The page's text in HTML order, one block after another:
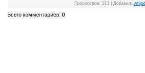
Просмотров: 313 | Добавил:
Всего комментариев: 0